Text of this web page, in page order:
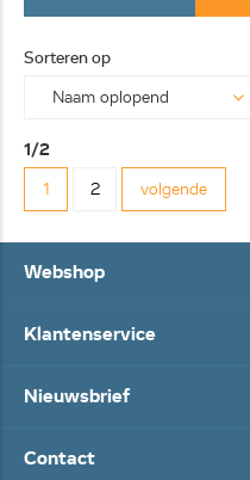
Sorteren op
1/2
1
2 volgende
Webshop
Klantenservice
Nieuwsbrief
Contact